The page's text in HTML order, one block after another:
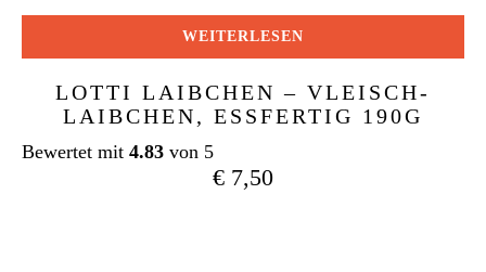
WEITERLESEN
LOTTI LAIBCHEN – VLEISCH-
LAIBCHEN, ESSFERTIG 190G
Bewertet mit 4.83 von 5
€ 7,50